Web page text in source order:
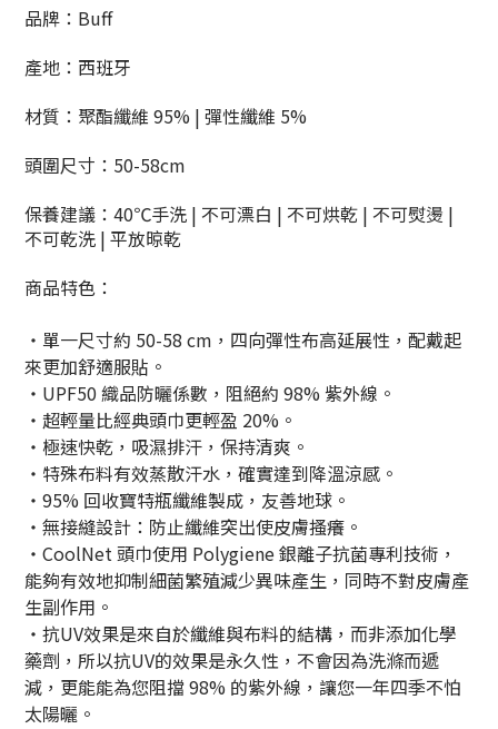
品牌：Buff
產地：西班牙
材質：聚酯纖維 95% | 彈性纖維 5%
頭圍尺寸：50-58cm
保養建議：40℃手洗 | 不可漂白 | 不可烘乾 | 不可熨燙 |
不可乾洗 | 平放晾乾
商品特色：
・單一尺寸約 50-58 cm，四向彈性布高延展性，配戴起
來更加舒適服貼。
・UPF50 織品防曬係數，阻絕約 98% 紫外線。
・超輕量比經典頭巾更輕盈 20%。
・極速快乾，吸濕排汗，保持清爽。
・特殊布料有效蒸散汗水，確實達到降溫涼感。
・95% 回收寶特瓶纖維製成，友善地球。
・無接縫設計：防止纖維突出使皮膚搔癢。
・CoolNet頭巾使用 Polygiene銀離子抗菌專利技術，
能夠有效地抑制細菌繁殖減少異味產生，同時不對皮膚產
生副作用。
・抗UV效果是來自於纖維與布料的結構，而非添加化學
藥劑，所以抗UV的效果是永久性，不會因為洗滌而遞
減，更能能為您阻擋98% 的紫外線，讓您一年四季不怕
太陽曬。